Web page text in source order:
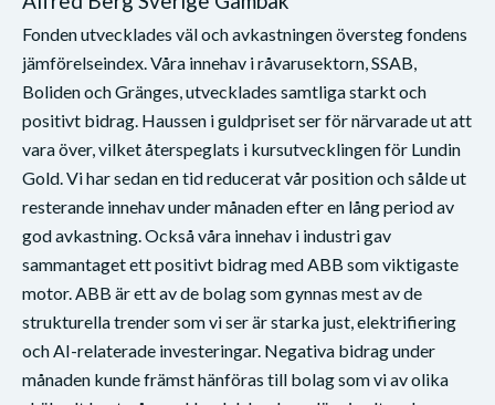
Fonden utvecklades väl och avkastningen översteg fondens
jämförelseindex. Våra innehav i råvarusektorn, SSAB,
Boliden och Gränges, utvecklades samtliga starkt och
positivt bidrag. Haussen i guldpriset ser för närvarade ut att
vara över, vilket återspeglats i kursutvecklingen för Lundin
Gold. Vi har sedan en tid reducerat vår position och sålde ut
resterande innehav under månaden efter en lång period av
god avkastning. Också våra innehav i industri gav
sammantaget ett positivt bidrag med ABB som viktigaste
motor. ABB är ett av de bolag som gynnas mest av de
strukturella trender som vi ser är starka just, elektrifiering
och AI-relaterade investeringar. Negativa bidrag under
månaden kunde främst hänföras till bolag som vi av olika